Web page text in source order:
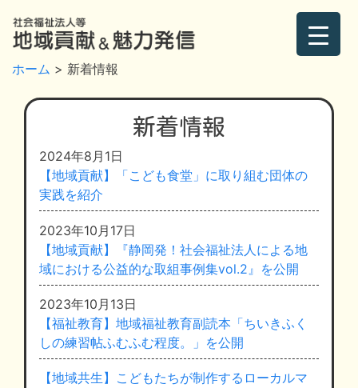
ホーム > 新着情報
新着情報
2024年8月1日
【地域貢献】「こども食堂」に取り組む団体の
実践を紹介
2023年10月17日
【地域貢献】『静岡発！社会福祉法人による地
域における公益的な取組事例集vol.2』を公開
2023年10月13日
【福祉教育】地域福祉教育副読本「ちいきふく
しの練習帖ふむふむ程度。」を公開
【地域共生】こどもたちが制作するローカルマ